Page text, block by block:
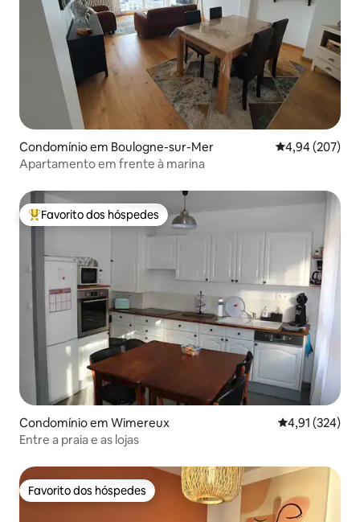
Condomínio em Boulogne-sur-Mer Classificação
4,94 (207)
Apartamento em frente à marina
Favoritos dos hóspedes mais apreciados
Favorito dos hóspedes
Condomínio em Wimereux Classificação
4,91 (324)
Entre a praia e as lojas
Favorito dos hóspedes
Favorito dos hóspedes